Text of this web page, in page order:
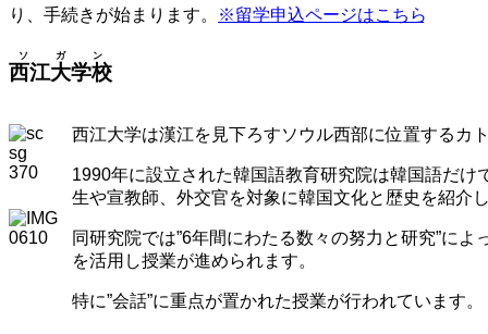
り、手続きが始まります。
※留学申込ページはこちら
西江大学校
ソガン
西江大学は漢江を見下ろすソウル西部に位置するカ
1990年に設立された韓国語教育研究院は韓国語だけ
生や宣教師、外交官を対象に韓国文化と歴史を紹介
同研究院では”6年間にわたる数々の努力と研究”に
を活用し授業が進められます。
特に”会話”に重点が置かれた授業が行われています。